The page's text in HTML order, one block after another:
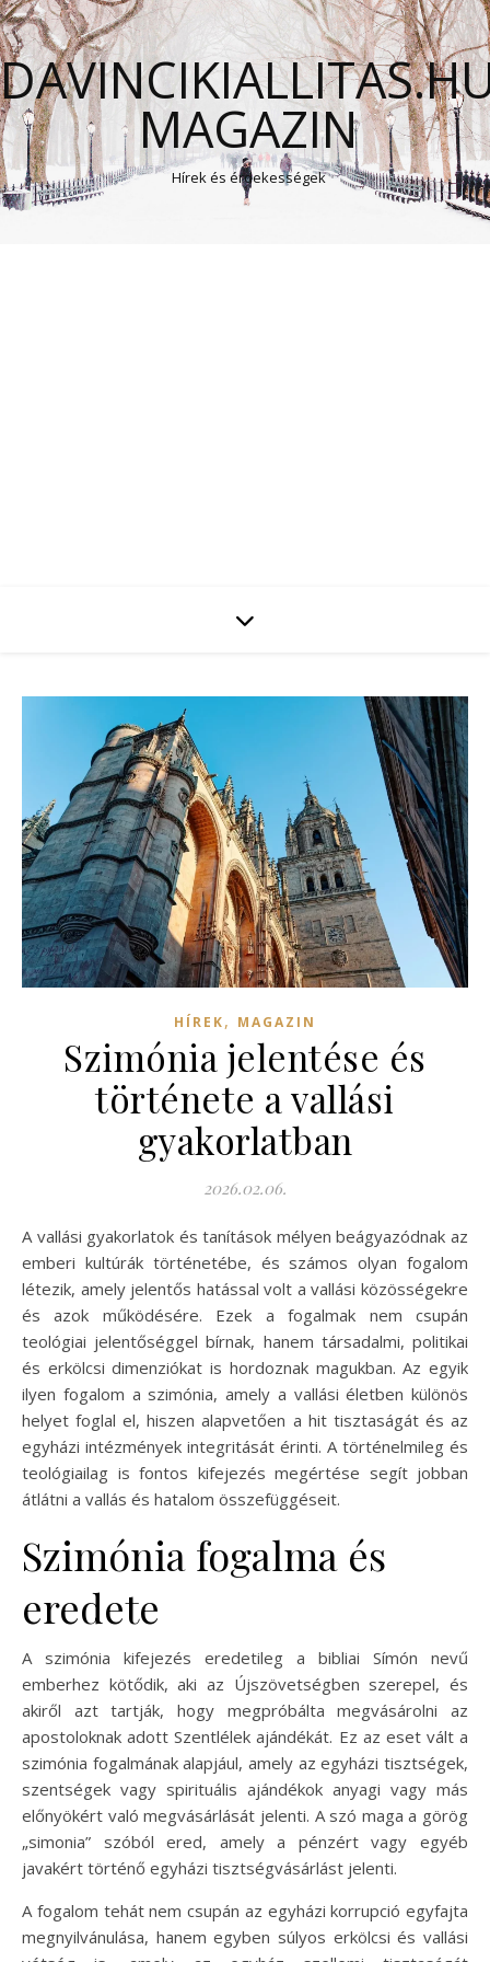
MAGAZIN
Hírek és érdekességek
HÍREK, MAGAZIN
Szimónia jelentése és
története a vallási
gyakorlatban
2026.02.06.
A vallási gyakorlatok és tanítások mélyen beágyazódnak az
emberi kultúrák történetébe, és számos olyan fogalom
létezik, amely jelentős hatással volt a vallási közösségekre
és azok működésére. Ezek a fogalmak nem csupán
teológiai jelentőséggel bírnak, hanem társadalmi, politikai
és erkölcsi dimenziókat is hordoznak magukban. Az egyik
ilyen fogalom a szimónia, amely a vallási életben különös
helyet foglal el, hiszen alapvetően a hit tisztaságát és az
egyházi intézmények integritását érinti. A történelmileg és
teológiailag is fontos kifejezés megértése segít jobban
átlátni a vallás és hatalom összefüggéseit.
Szimónia fogalma és
eredete
A szimónia kifejezés eredetileg a bibliai Símón nevű
emberhez kötődik, aki az Újszövetségben szerepel, és
akiről azt tartják, hogy megpróbálta megvásárolni az
apostoloknak adott Szentlélek ajándékát. Ez az eset vált a
szimónia fogalmának alapjául, amely az egyházi tisztségek,
szentségek vagy spirituális ajándékok anyagi vagy más
előnyökért való megvásárlását jelenti. A szó maga a görög
„simonia” szóból ered, amely a pénzért vagy egyéb
javakért történő egyházi tisztségvásárlást jelenti.
A fogalom tehát nem csupán az egyházi korrupció egyfajta
megnyilvánulása, hanem egyben súlyos erkölcsi és vallási